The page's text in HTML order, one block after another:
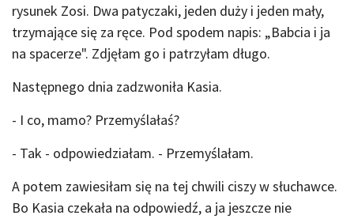
rysunek Zosi. Dwa patyczaki, jeden duży i jeden mały,
trzymające się za ręce. Pod spodem napis: „Babcia i ja
na spacerze". Zdjęłam go i patrzyłam długo.
Następnego dnia zadzwoniła Kasia.
- I co, mamo? Przemyślałaś?
- Tak - odpowiedziałam. - Przemyślałam.
A potem zawiesiłam się na tej chwili ciszy w słuchawce.
Bo Kasia czekała na odpowiedź, a ja jeszcze nie